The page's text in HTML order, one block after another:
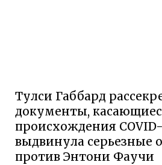
Тулси Габбард
документы,
происхождения
выдвинула серьезные
против Энтони Фаучи